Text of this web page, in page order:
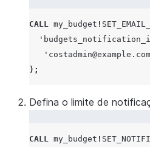
CALL my_budget !
);
Defina o limite de
CALL my_budget !